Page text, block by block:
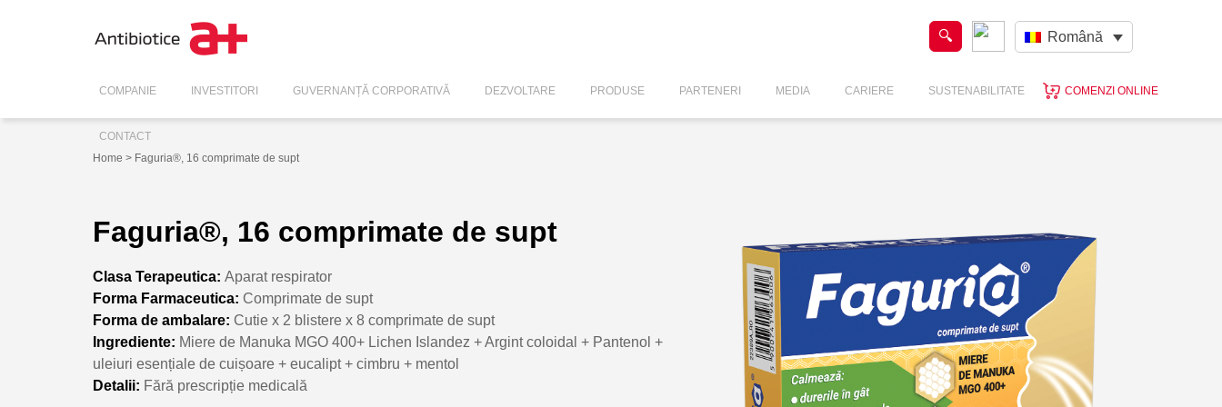
Română
COMPANIE INVESTITORI GUVERNANȚĂ CORPORATIVĂ DEZVOLTARE PRODUSE PARTENERI MEDIA CARIERE SUSTENABILITATE COMENZI ONLINE
CONTACT
Home > Faguria®, 16 comprimate de supt
Faguria®, 16 comprimate de supt
Clasa Terapeutica: Aparat respirator
Forma Farmaceutica: Comprimate de supt
Forma de ambalare: Cutie x 2 blistere x 8 comprimate de supt
Ingrediente: Miere de Manuka MGO 400+ Lichen Islandez + Argint coloidal + Pantenol +
uleiuri esențiale de cuișoare + eucalipt + cimbru + mentol
Detalii: Fără prescripție medicală